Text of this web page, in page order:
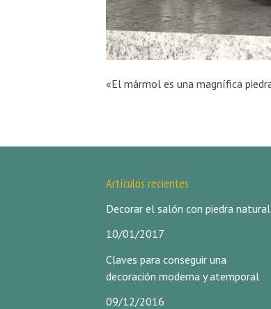
Artículos recientes
Decorar el salón con piedra natural
10/01/2017
Claves para conseguir una
decoración moderna y atemporal
09/12/2016